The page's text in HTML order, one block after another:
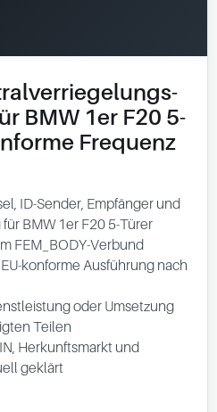
BMW 1er F20 5-
Frequenz
ID-Sender, Empfänger und
BMW 1er F20 5-Türer
FEM_BODY-Verbund
konforme Ausführung nach
oder Umsetzung
Teilen
Herkunftsmarkt und
geklärt